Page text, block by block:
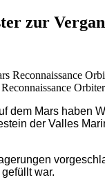
zur
Mars haben
der Valles
war.